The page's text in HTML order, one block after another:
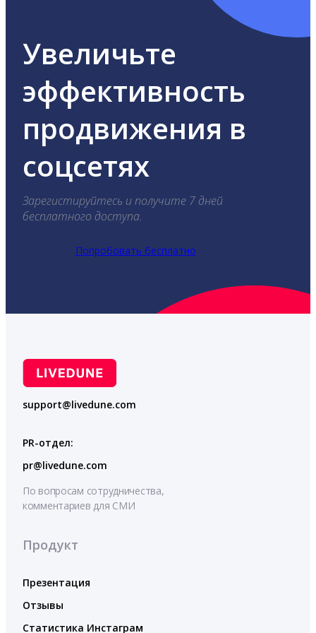
Увеличьте
эффективность
продвижения в
соцсетях
Зарегистируйтесь и получите 7 дней
бесплатного доступа.
Попробовать бесплатно
support@livedune.com
PR-отдел:
pr@livedune.com
По вопросам сотрудничества,
комментариев для СМИ
Продукт
Презентация
Отзывы
Статистика Инстаграм